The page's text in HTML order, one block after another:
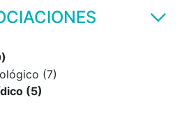
Asesoramiento psicológico (7)
Asesoramiento jurídico (5)